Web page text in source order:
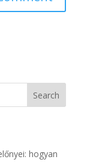
Search
hogyan